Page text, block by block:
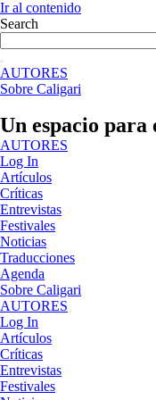
Ir al contenido
Search
AUTORES
Sobre Caligari
Un espacio para
AUTORES
Log In
Artículos
Críticas
Entrevistas
Festivales
Noticias
Traducciones
Agenda
Sobre Caligari
AUTORES
Log In
Artículos
Críticas
Entrevistas
Festivales